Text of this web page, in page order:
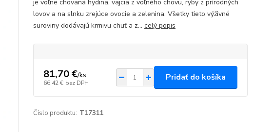
je voľne chovaná hydina, vajcia z voľného chovu, ryby z prírodných
lovov a na slnku zrejúce ovocie a zelenina. Všetky tieto výživné
suroviny dodávajú krmivu chuť a z... celý popis
81,70 €/ks
66,42 € bez DPH
Pridať do košíka
Číslo produktu: T17311